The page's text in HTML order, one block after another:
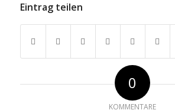
Eintrag teilen
0
KOMMENTARE